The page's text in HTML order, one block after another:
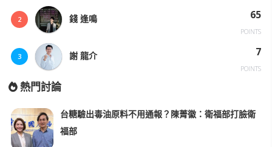
2 錢 逢鳴 65
POINTS
3 謝 龍介 7
POINTS
熱門討論
台糖驗出毒油原料不用通報？陳菁徽：衛福部打臉衛
福部